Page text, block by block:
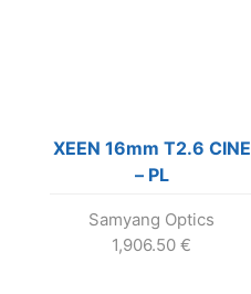
XEEN 16mm T2.6 CINE
– PL
Samyang Optics
1,906.50 €